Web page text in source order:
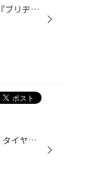
こんにちは タイヤ館五所川原です。 定休日でもタイヤ購入＆作業予約可能な 『ブリヂストンオンラインストア』 ご利用ください。 下記のリンクからご利用ください。
いつも当店webをご回覧いただき、 誠にありがとうございます。 コクピット・タイヤ館より、 20インチホイールをご検討中の お客様へ特別なご案内です。 コクピット・タイヤ館のみで手に入る限定仕様 「AME SHALLEN LX Black Edition」 深みあるブラックを基調とした特別仕上げで、 最新ミニバン・セ...